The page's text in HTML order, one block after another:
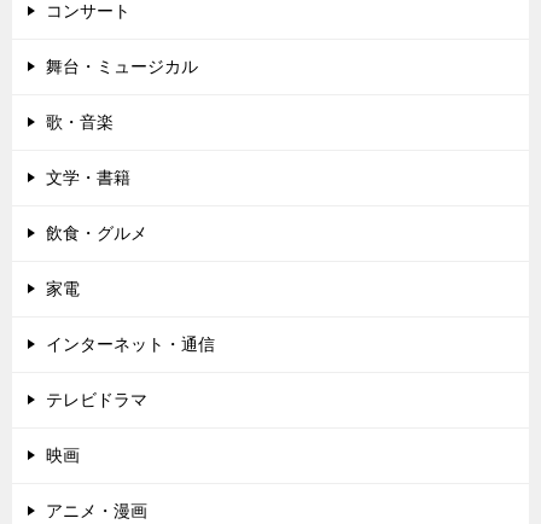
コンサート
舞台・ミュージカル
歌・音楽
文学・書籍
飲食・グルメ
家電
インターネット・通信
テレビドラマ
映画
アニメ・漫画